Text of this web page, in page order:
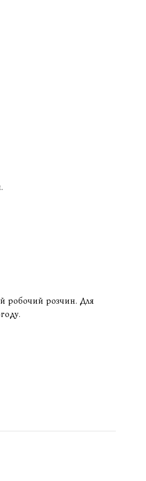
робочий розчин. Для